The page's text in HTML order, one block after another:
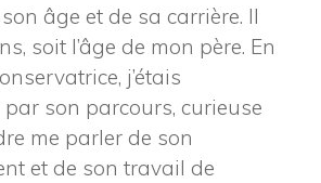
âge et de sa carrière. Il
soit l’âge de mon père. En
j’étais
par son parcours, curieuse
me parler de son
et de son travail de